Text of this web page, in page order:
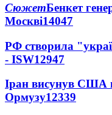
СюжетБенкет
Москві14047
РФ створила
- ISW12947
Іран висунув США
Ормузу12339